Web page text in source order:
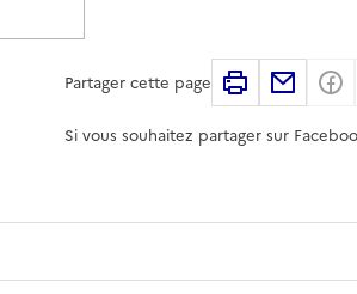
Partager cette page Imprimer
Si vous souhaitez partager sur